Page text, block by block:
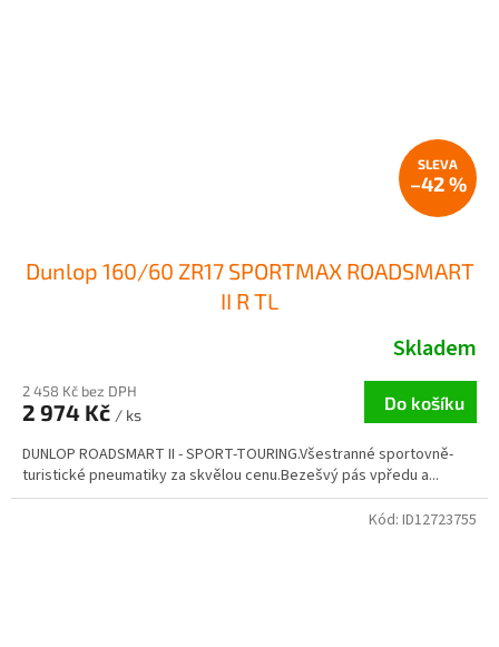
–42 %
Dunlop 160/60 ZR17 SPORTMAX ROADSMART
II R TL
Skladem
2 458 Kč bez DPH
2 974 Kč / ks
Do košíku
DUNLOP ROADSMART II - SPORT-TOURING.Všestranné sportovně-
turistické pneumatiky za skvělou cenu.Bezešvý pás vpředu a...
Kód: ID12723755